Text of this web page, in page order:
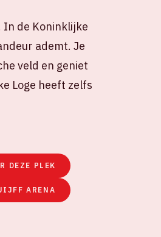
In de Koninklijke
ademt. Je
veld en geniet
Loge heeft zelfs
DEZE PLEK
ARENA